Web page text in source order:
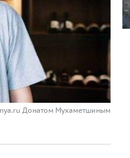
Донатом Мухаметшиным